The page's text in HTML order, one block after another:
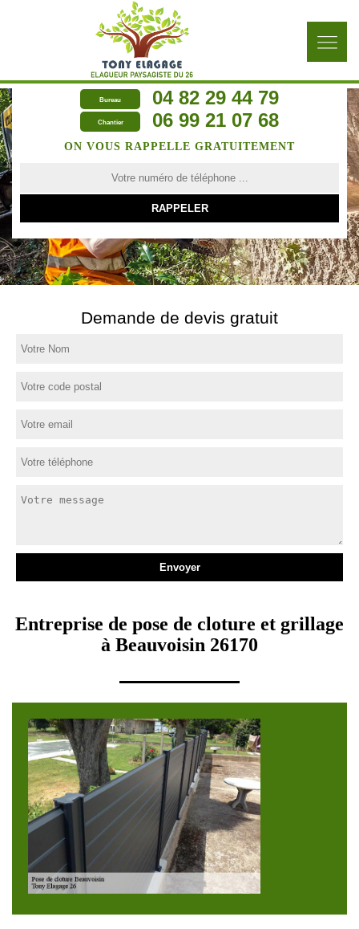
Bureau 04 82 29 44 79
Chantier 06 99 21 07 68
ON VOUS RAPPELLE GRATUITEMENT
Demande de devis gratuit
Entreprise de pose de cloture et grillage
à Beauvoisin 26170